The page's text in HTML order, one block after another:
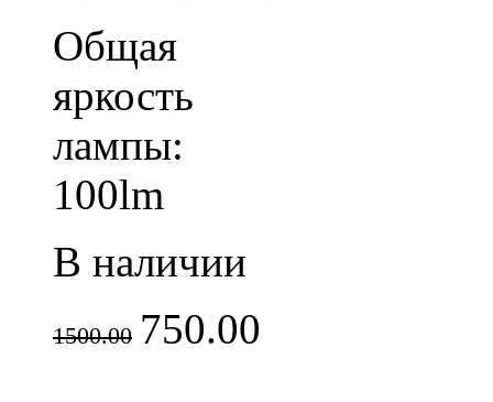
Общая
яркость
лампы:
100lm
В наличии
1500.00 750.00